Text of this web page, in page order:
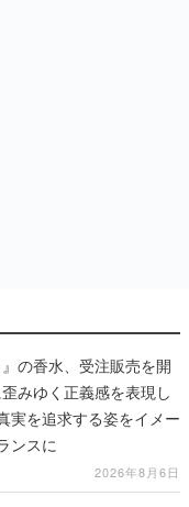
の香水、受注販売を開
みゆく正義感を表現し
実を追求する姿をイメー
ンスに
2026年8月6日